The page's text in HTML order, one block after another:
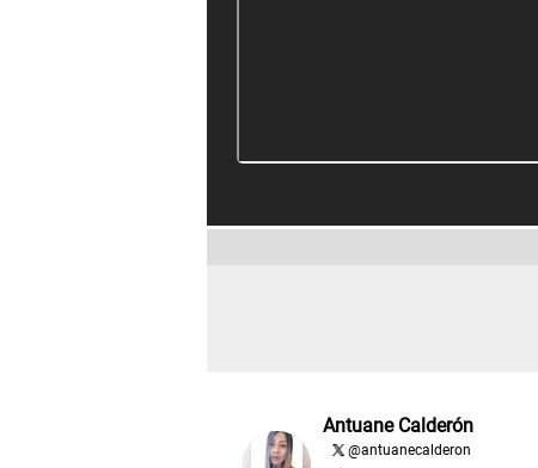
Antuane Calderón
@antuanecalderon